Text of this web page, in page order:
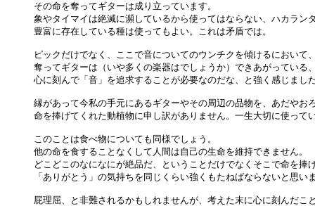
その命を奪ってギターは成り立っています。
象やタイマイは絶滅に瀕しているから使ってはならない、ハカラン
豊富に存在している種は使ってもよい。これは矛盾では。
ピックだけでなく、ここで音についてのウンチクを傾けるにおいて
奪ってギターは（いや多くの楽器はでしょうか）できあがっている
心に刻んで「音」を追求することが必要なのだな、と強く感じまし
縁があって今私の手元にあるギターやその周辺の品物を、あだやお
命を捧げてくれた動植物に申し訳がありません。一生大切に使って
このことは食べ物についても同様でしょう。
他の命を食することなくして人間は自己の生命を維持できません。
どこどこのなになにが絶品だ、ということだけでなくそこで命を捧
「ありがとう」の気持ちを同じくらい強くもたねばならないと思い
屁理屈、と非難されるかもしれませんが、考えた末に心に刻んだこ